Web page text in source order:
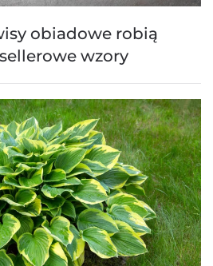
obiadowe robią
wzory